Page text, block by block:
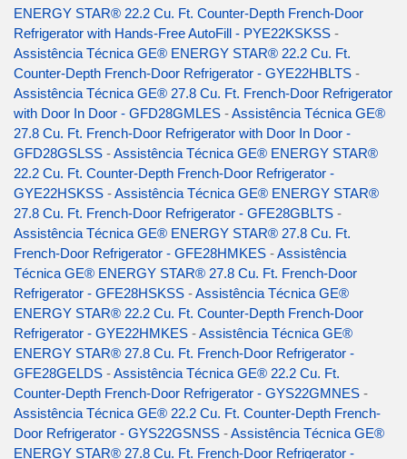
ENERGY STAR® 22.2 Cu. Ft. Counter-Depth French-Door
Refrigerator with Hands-Free AutoFill - PYE22KSKSS -
Assistência Técnica GE® ENERGY STAR® 22.2 Cu. Ft.
Counter-Depth French-Door Refrigerator - GYE22HBLTS -
Assistência Técnica GE® 27.8 Cu. Ft. French-Door Refrigerator
with Door In Door - GFD28GMLES -Assistência Técnica GE®
27.8 Cu. Ft. French-Door Refrigerator with Door In Door -
GFD28GSLSS -Assistência Técnica GE® ENERGY STAR®
22.2 Cu. Ft. Counter-Depth French-Door Refrigerator -
GYE22HSKSS -Assistência Técnica GE® ENERGY STAR®
27.8 Cu. Ft. French-Door Refrigerator - GFE28GBLTS -
Assistência Técnica GE® ENERGY STAR® 27.8 Cu. Ft.
French-Door Refrigerator - GFE28HMKES -Assistência
Técnica GE® ENERGY STAR® 27.8 Cu. Ft. French-Door
Refrigerator - GFE28HSKSS -Assistência Técnica GE®
ENERGY STAR® 22.2 Cu. Ft. Counter-Depth French-Door
Refrigerator - GYE22HMKES -Assistência Técnica GE®
ENERGY STAR® 27.8 Cu. Ft. French-Door Refrigerator -
GFE28GELDS -Assistência Técnica GE® 22.2 Cu. Ft.
Counter-Depth French-Door Refrigerator - GYS22GMNES -
Assistência Técnica GE® 22.2 Cu. Ft. Counter-Depth French-
Door Refrigerator - GYS22GSNSS -Assistência Técnica GE®
ENERGY STAR® 27.8 Cu. Ft. French-Door Refrigerator -